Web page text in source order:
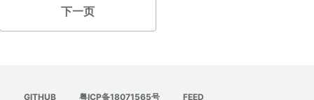
下一页
GITHUB 粤ICP备18071565号 FEED